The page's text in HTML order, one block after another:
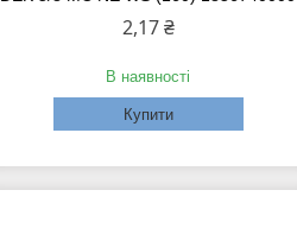
2,17 ₴
В наявності
Купити